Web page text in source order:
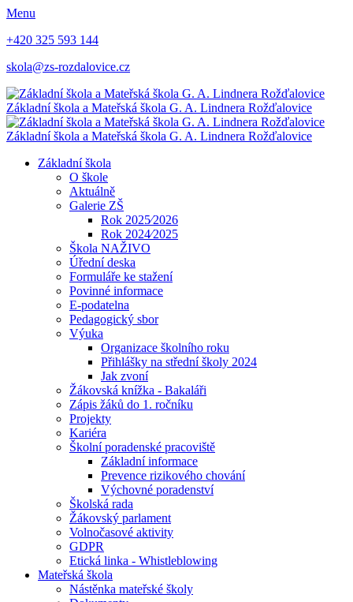
Menu
+420 325 593 144
skola@zs-rozdalovice.cz
Základní škola a Mateřská škola G. A. Lindnera Rožďalovice
Základní škola a Mateřská škola G. A. Lindnera Rožďalovice
Základní škola
O škole
Aktuálně
Galerie ZŠ
Rok 2025⁄2026
Rok 2024⁄2025
Škola NAŽIVO
Úřední deska
Formuláře ke stažení
Povinné informace
E-podatelna
Pedagogický sbor
Výuka
Organizace školního roku
Přihlášky na střední školy 2024
Jak zvoní
Žákovská knížka - Bakaláři
Zápis žáků do 1. ročníku
Projekty
Kariéra
Školní poradenské pracoviště
Základní informace
Prevence rizikového chování
Výchovné poradenství
Školská rada
Žákovský parlament
Volnočasové aktivity
GDPR
Etická linka - Whistleblowing
Mateřská škola
Nástěnka mateřské školy